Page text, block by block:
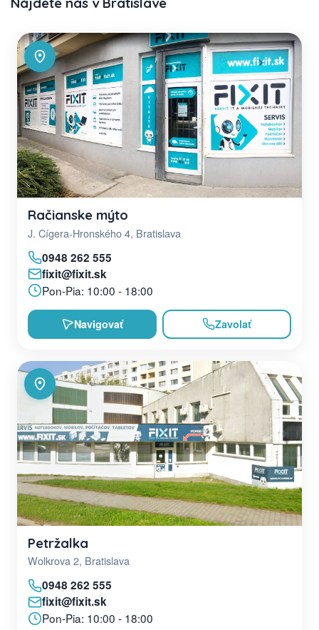
Račianske mýto
J. Cígera-Hronského 4, Bratislava
0948 262 555
fixit@fixit.sk
Pon-Pia: 10:00 - 18:00
Navigovať Zavolať
Petržalka
Wolkrova 2, Bratislava
0948 262 555
fixit@fixit.sk
Pon-Pia: 10:00 - 18:00